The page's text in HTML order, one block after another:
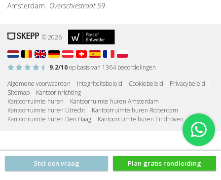
Stel een vraag Plan gratis rondleiding
Amsterdam Overschiestraat 59
© 2026
9.2/10op basis van 1364beoordelingen
Algemene voorwaarden
Integriteitsbeleid Cookiebeleid Privacybeleid
Sitemap
Kantoorinrichting
Kantoorruimte huren
Kantoorruimte huren Amsterdam
Kantoorruimte huren Utrecht
Kantoorruimte huren Rotterdam
Kantoorruimte huren Den Haag
Kantoorruimte huren Eindhoven